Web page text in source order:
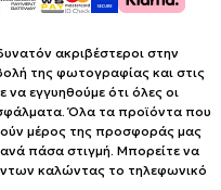
ακριβέστεροι στην
της φωτογραφίας και στις
να εγγυηθούμε ότι όλες οι
Όλα τα προϊόντα που
μέρος της προσφοράς μας
ανά πάσα στιγμή. Μπορείτε να
καλώντας το τηλεφωνικό